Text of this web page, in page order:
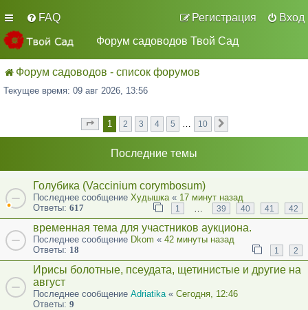
FAQ Вход
Регистрация
Форум садоводов Твой Сад
Форум садоводов - список форумов
Текущее время: 09 авг 2026, 13:56
Страница 1из 10
1 2 3 4 5 … 10
Последние темы
Голубика (Vaccinium corymbosum)
Последнее сообщение Худышка« 17 минут назад
Ответы: 617 1 … 39 40 41 42
временная тема для участников аукциона.
Последнее сообщение Dkom « 42 минуты назад
Ответы: 18 1 2
Ирисы болотные, псеудата, щетинистые и другие на
август
Последнее сообщение Adriatika « Сегодня, 12:46
Ответы: 9